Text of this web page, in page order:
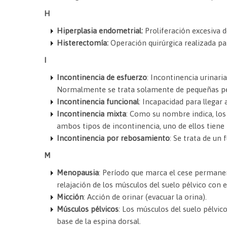
H
Hiperplasia endometrial: Proliferación excesiva
Histerectomía: Operación quirúrgica realizada
I
Incontinencia de esfuerzo: Incontinencia
Normalmente se trata solamente de pequeñas
Incontinencia funcional: Incapacidad para llegar
Incontinencia mixta: Como su nombre indica,
ambos tipos de incontinencia, uno de ellos
Incontinencia por rebosamiento: Se trata de un
M
Menopausia: Período que marca el cese
relajación de los músculos del suelo pélvico
Micción: Acción de orinar (evacuar la orina).
Músculos pélvicos: Los músculos del suelo
base de la espina dorsal.